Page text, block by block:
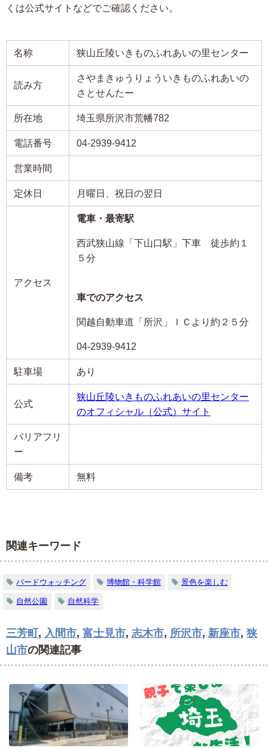
くは公式サイトなどでご確認ください。
名称 狭山丘陵いきものふれあいの里センター
読み方
さやまきゅうりょういきものふれあいの
さとせんたー
所在地 埼玉県所沢市荒幡782
電話番号 04-2939-9412
営業時間
定休日 月曜日、祝日の翌日
アクセス
電車・最寄駅
西武狭山線「下山口駅」下車 徒歩約１
５分
車でのアクセス
関越自動車道「所沢」ＩＣより約２５分
04-2939-9412
駐車場 あり
公式
狭山丘陵いきものふれあいの里センター
のオフィシャル（公式）サイト
バリアフリ
ー
備考 無料
関連キーワード
バードウォッチング 博物館・科学館 景色を楽しむ
自然公園 自然科学
三芳町 , 入間市, 富士見市, 志木市, 所沢市, 新座市, 狭
山市の関連記事